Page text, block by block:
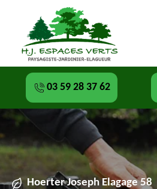
03 59 28 37 62
Hoerter Joseph Elagage 58